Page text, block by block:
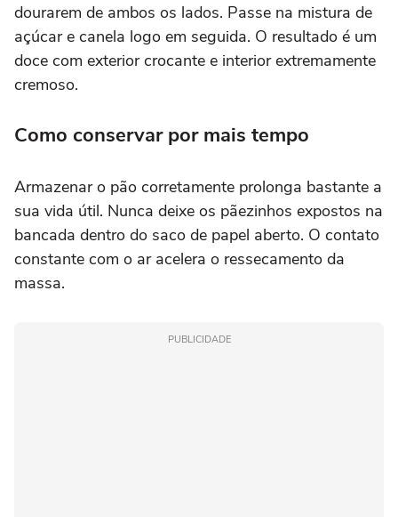
dourarem de ambos os lados. Passe na mistura de
açúcar e canela logo em seguida. O resultado é um
doce com exterior crocante e interior extremamente
cremoso.
Como conservar por mais tempo
Armazenar o pão corretamente prolonga bastante a
sua vida útil. Nunca deixe os pãezinhos expostos na
bancada dentro do saco de papel aberto. O contato
constante com o ar acelera o ressecamento da
massa.
PUBLICIDADE